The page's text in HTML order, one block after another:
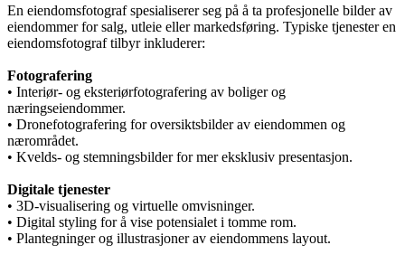
En eiendomsfotograf spesialiserer seg på å ta profesjonelle bilder av
eiendommer for salg, utleie eller markedsføring. Typiske tjenester en
eiendomsfotograf tilbyr inkluderer:
Fotografering
• Interiør- og eksteriørfotografering av boliger og
næringseiendommer.
• Dronefotografering for oversiktsbilder av eiendommen og
nærområdet.
• Kvelds- og stemningsbilder for mer eksklusiv presentasjon.
Digitale tjenester
• 3D-visualisering og virtuelle omvisninger.
• Digital styling for å vise potensialet i tomme rom.
• Plantegninger og illustrasjoner av eiendommens layout.